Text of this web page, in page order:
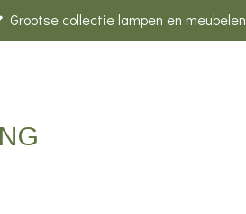
Grootse collectie lampen en meubelen